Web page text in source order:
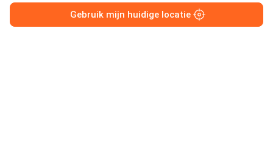
Gebruik mijn huidige locatie